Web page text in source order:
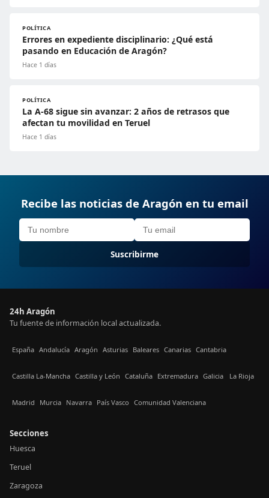
POLÍTICA
Errores en expediente disciplinario: ¿Qué está
pasando en Educación de Aragón?
Hace 1 días
POLÍTICA
La A-68 sigue sin avanzar: 2 años de retrasos que
afectan tu movilidad en Teruel
Hace 1 días
Recibe las noticias de Aragón en tu email
Suscribirme
24h Aragón
Tu fuente de información local actualizada.
España Andalucía Aragón Asturias Baleares Canarias Cantabria
Castilla La-Mancha Castilla y León Cataluña Extremadura Galicia La Rioja
Madrid Murcia Navarra País Vasco Comunidad Valenciana
Secciones
Huesca
Teruel
Zaragoza